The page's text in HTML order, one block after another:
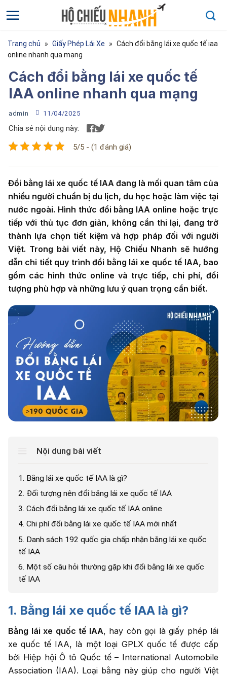
qua
dung
Trang chủ » Giấy Phép Lái Xe » Cách đổi bằng lái xe quốc tế iaa
online nhanh qua mạng
Cách đổi bằng lái xe quốc tế
IAA online nhanh qua mạng
admin 11/04/2025
Chia sẻ nội dung này:
5/5 - (1 đánh giá)
Đổi bằng lái xe quốc tế IAA đang là mối quan tâm của
nhiều người chuẩn bị du lịch, du học hoặc làm việc tại
nước ngoài. Hình thức đổi bằng IAA online hoặc trực
tiếp với thủ tục đơn giản, không cần thi lại, đang trở
thành lựa chọn tiết kiệm và hợp pháp đối với người
Việt. Trong bài viết này, Hộ Chiếu Nhanh sẽ hướng
dẫn chi tiết quy trình đổi bằng lái xe quốc tế IAA, bao
gồm các hình thức online và trực tiếp, chi phí, đối
tượng phù hợp và những lưu ý quan trọng cần biết.
Nội dung bài viết
1. Bằng lái xe quốc tế IAA là gì?
2. Đối tượng nên đổi bằng lái xe quốc tế IAA
3. Cách đổi bằng lái xe quốc tế IAA online
4. Chi phí đổi bằng lái xe quốc tế IAA mới nhất
5. Danh sách 192 quốc gia chấp nhận bằng lái xe quốc
tế IAA
6. Một số câu hỏi thường gặp khi đổi bằng lái xe quốc
tế IAA
1. Bằng lái xe quốc tế IAA là gì?
Bằng lái xe quốc tế IAA, hay còn gọi là giấy phép lái
xe quốc tế IAA, là một loại GPLX quốc tế được cấp
bởi Hiệp hội Ô tô Quốc tế – International Automobile
Association (IAA). Loại bằng này giúp cho người Việt
Họ và tên*
Họ và tên của bạn
Điện thoại *
Nhập số điện thoại
cần được tư vấn
Dịch vụ cần tư
vấn*
Tư vấn
cho tôi